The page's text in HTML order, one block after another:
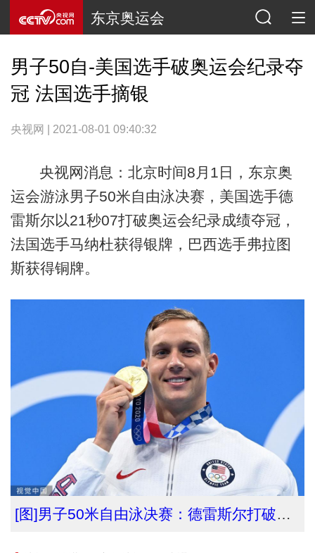
东京奥运会
男子50自-美国选手破奥运会纪录夺
冠 法国选手摘银
央视网 | 2021-08-01 09:40:32
央视网消息：北京时间8月1日，东京奥
运会游泳男子50米自由泳决赛，美国选手德
雷斯尔以21秒07打破奥运会纪录成绩夺冠，
法国选手马纳杜获得银牌，巴西选手弗拉图
斯获得铜牌。
[图]男子50米自由泳决赛：德雷斯尔打破纪录夺冠